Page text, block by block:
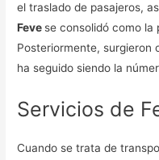
el traslado de pasajeros,
Feve se consolidó como la
Posteriormente, surgieron
ha seguido siendo la
Servicios de
Cuando se trata de